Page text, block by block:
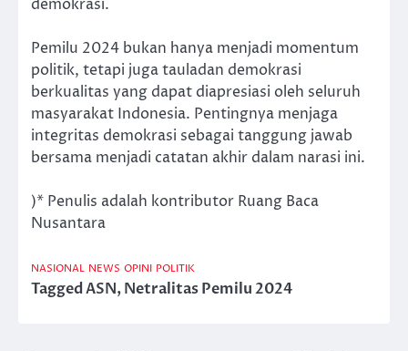
demokrasi.
Pemilu 2024 bukan hanya menjadi momentum
politik, tetapi juga tauladan demokrasi
berkualitas yang dapat diapresiasi oleh seluruh
masyarakat Indonesia. Pentingnya menjaga
integritas demokrasi sebagai tanggung jawab
bersama menjadi catatan akhir dalam narasi ini.
)* Penulis adalah kontributor Ruang Baca
Nusantara
NASIONAL NEWS OPINI POLITIK
TaggedASN,Netralitas Pemilu 2024